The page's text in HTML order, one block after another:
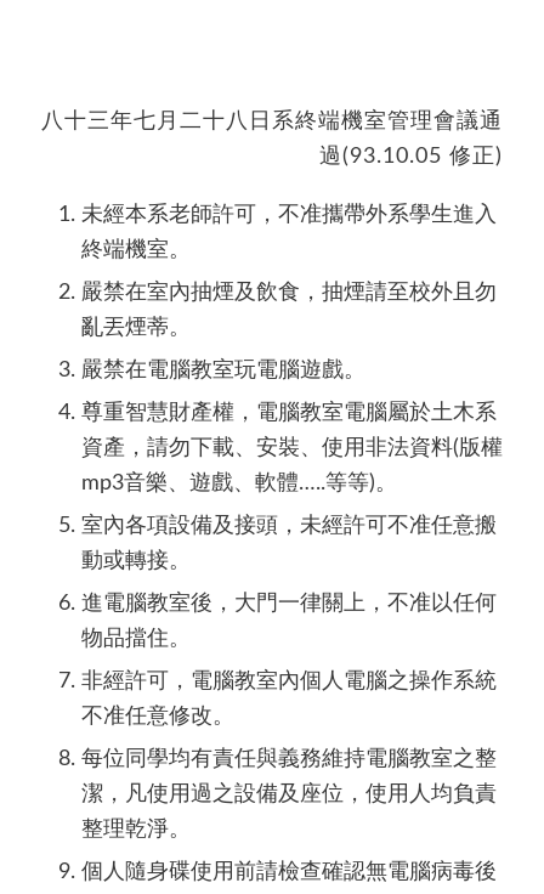
八十三年七月二十八日系終端機室管理會議通
過(93.10.05 修正)
未經本系老師許可，不准攜帶外系學生進入
終端機室。
嚴禁在室內抽煙及飲食，抽煙請至校外且勿
亂丟煙蒂。
嚴禁在電腦教室玩電腦遊戲。
尊重智慧財產權，電腦教室電腦屬於土木系
資產，請勿下載、安裝、使用非法資料(版權
mp3音樂、遊戲、軟體…..等等)。
室內各項設備及接頭，未經許可不准任意搬
動或轉接。
進電腦教室後，大門一律關上，不准以任何
物品擋住。
非經許可，電腦教室內個人電腦之操作系統
不准任意修改。
每位同學均有責任與義務維持電腦教室之整
潔，凡使用過之設備及座位，使用人均負責
整理乾淨。
個人隨身碟使用前請檢查確認無電腦病毒後